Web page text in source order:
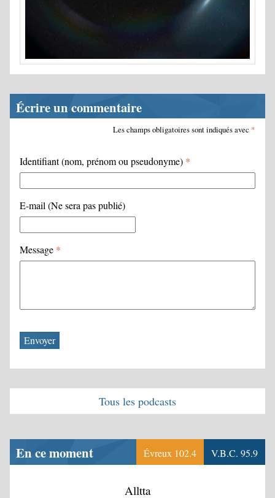
Écrire un commentaire
Les champs obligatoires sont indiqués avec *
Identifiant (nom, prénom ou pseudonyme) *
E-mail (Ne sera pas publié)
Message *
Tous les podcasts
En ce moment Évreux 102.4 V.B.C. 95.9
Alltta